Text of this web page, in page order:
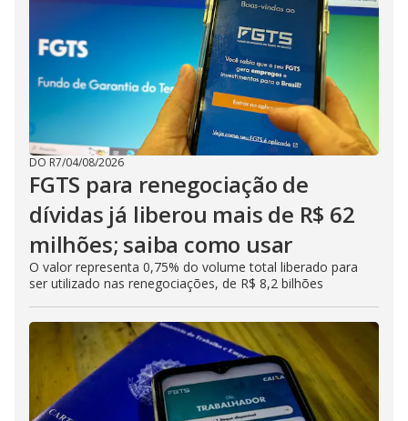
DO R7/04/08/2026
FGTS para renegociação de
dívidas já liberou mais de R$ 62
milhões; saiba como usar
O valor representa 0,75% do volume total liberado para
ser utilizado nas renegociações, de R$ 8,2 bilhões